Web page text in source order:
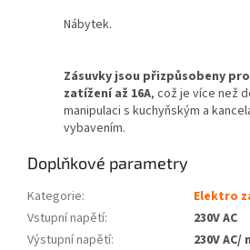
Nábytek.
Zásuvky jsou přizpůsobeny
zatížení až 16A, což je více než
manipulaci s kuchyňským a
vybavením.
Doplňkové parametry
Kategorie:
Elektro
Vstupní napětí:
230V AC
Výstupní napětí:
230V AC/